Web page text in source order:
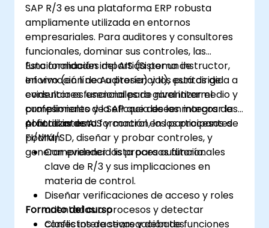
SAP R/3 es una plataforma ERP robusta
ampliamente utilizada en entornos
empresariales. Para auditores y consultores
funcionales, dominar sus controles, las
funcionalidades del AIS (Sistema de
Información de Auditoría) y los puntos de
evidencia es esencial para garantizar el
cumplimiento y la eficacia de los marcos de
control interno.
Esta formación impartida por un instructor,
en vivo (en línea o presencial), está dirigida a
consultores funcionales de nivel intermedio y
profesionales de SAP que deseen integrar las
prácticas de AIS y control en los procesos de
FI/MM/SD, diseñar y probar controles, y
generar evidencia lista para auditoría.
Al finalizar esta formación, los participantes
podrán:
Comprender los procesos funcionales
clave de R/3 y sus implicaciones en
materia de control.
Diseñar verificaciones de acceso y roles
orientadas a procesos y detectar
conflictos de segregación de funciones
Formato del curso
Clases interactivas y debates.